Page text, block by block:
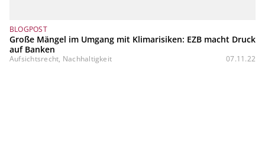
BLOGPOST
Große Mängel im Umgang mit Klimarisiken: EZB macht Druck
auf Banken
Aufsichtsrecht, Nachhaltigkeit 07.11.22